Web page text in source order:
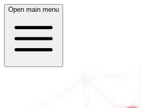
Open main menu